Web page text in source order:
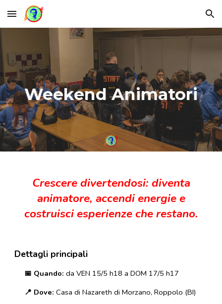
Skip to main content Skip to navigation
Weekend Animatori
Crescere divertendosi: diventa
animatore, accendi energie e
costruisci esperienze che restano.
Dettagli principali
📅 Quando: da VEN 15/5 h18 a DOM 17/5 h17
📍 Dove: Casa di Nazareth di Morzano, Roppolo (BI)